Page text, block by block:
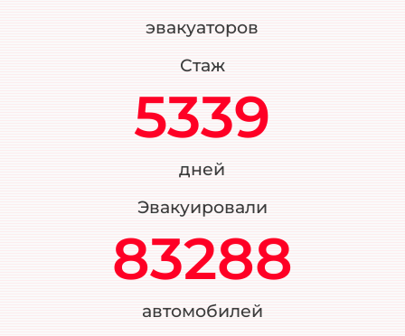
эвакуаторов
Стаж
5339
дней
Эвакуировали
83288
автомобилей